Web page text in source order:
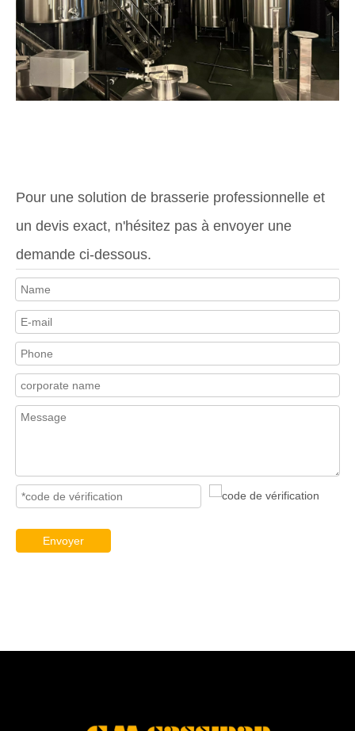
Pour une solution de brasserie professionnelle et
un devis exact, n'hésitez pas à envoyer une
demande ci-dessous.
Envoyer